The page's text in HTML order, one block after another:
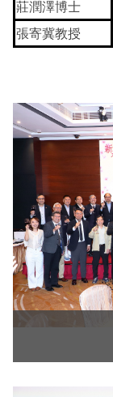
莊潤澤博士
張寄冀教授